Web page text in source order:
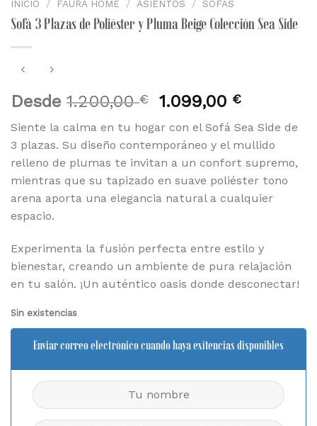
INICIO / FAURA HOME / ASIENTOS / SOFÁS
Sofá 3 Plazas de Poliéster y Pluma Beige Colección Sea Side
Desde 1.200,00€
El
original
era:
1.200,00 €.
1.099,00 €El
actual
es:
1.099,00
Siente la calma en tu hogar con el Sofá Sea Side de
3 plazas. Su diseño contemporáneo y el mullido
relleno de plumas te invitan a un confort supremo,
mientras que su tapizado en suave poliéster tono
arena aporta una elegancia natural a cualquier
espacio.
Experimenta la fusión perfecta entre estilo y
bienestar, creando un ambiente de pura relajación
en tu salón. ¡Un auténtico oasis donde desconectar!
Sin existencias
Enviar correo electrónico cuando haya exitencias disponibles